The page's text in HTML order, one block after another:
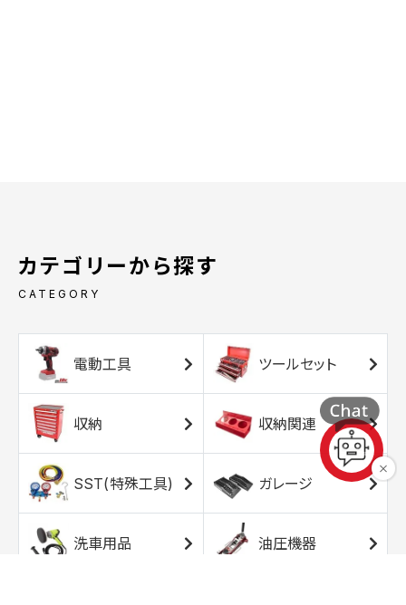
カテゴリーから探す
CATEGORY
電動工具 ツールセット
収納 収納関連
SST(特殊工具) ガレージ
洗車用品 油圧機器